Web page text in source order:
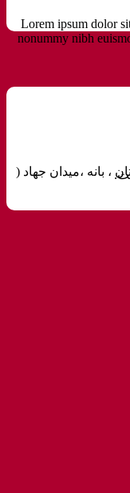
Lorem ipsum dolor
nonummy nibh
، بانه ،میدان جهاد (